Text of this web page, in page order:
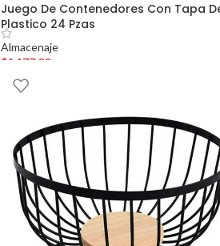
Juego De Contenedores Con Tapa
Plastico 24 Pzas
Almacenaje
$1,177.00